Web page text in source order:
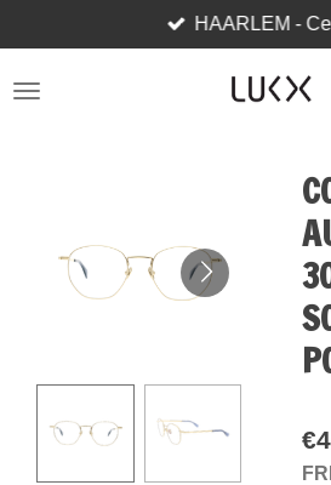
to
main
HAARLEM -